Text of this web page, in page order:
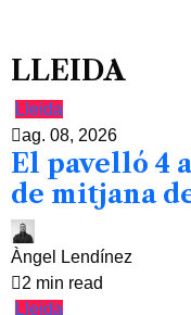
LLEIDA
Lleida
ag. 08, 2026
El pavelló 4
de mitjana
Àngel Lendínez
2 min read
Lleida